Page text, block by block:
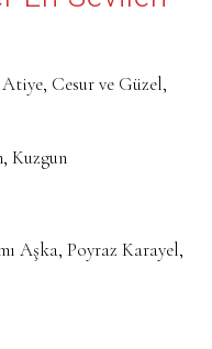
Cesur ve Güzel,
Kuzgun
Aşka, Poyraz Karayel,